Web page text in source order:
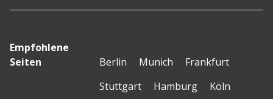
Empfohlene
Seiten
Berlin Munich
Frankfurt
Stuttgart
Hamburg
Köln